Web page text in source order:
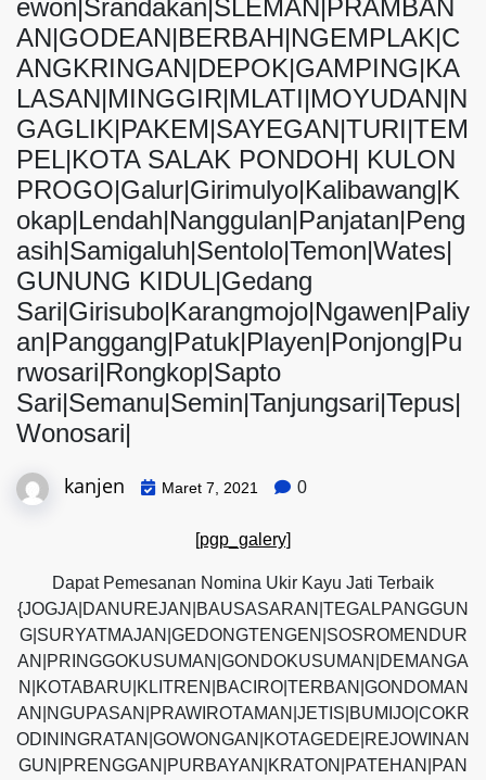
ewon|Srandakan|SLEMAN|PRAMBAN
AN|GODEAN|BERBAH|NGEMPLAK|C
ANGKRINGAN|DEPOK|GAMPING|KA
LASAN|MINGGIR|MLATI|MOYUDAN|N
GAGLIK|PAKEM|SAYEGAN|TURI|TEM
PEL|KOTA SALAK PONDOH| KULON
PROGO|Galur|Girimulyo|Kalibawang|K
okap|Lendah|Nanggulan|Panjatan|Peng
asih|Samigaluh|Sentolo|Temon|Wates|
GUNUNG KIDUL|Gedang
Sari|Girisubo|Karangmojo|Ngawen|Paliy
an|Panggang|Patuk|Playen|Ponjong|Pu
rwosari|Rongkop|Sapto
Sari|Semanu|Semin|Tanjungsari|Tepus|
Wonosari|
kanjen Maret 7, 2021 0
[pgp_galery]
Dapat Pemesanan Nomina Ukir Kayu Jati Terbaik
{JOGJA|DANUREJAN|BAUSASARAN|TEGALPANGGUN
G|SURYATMAJAN|GEDONGTENGEN|SOSROMENDUR
AN|PRINGGOKUSUMAN|GONDOKUSUMAN|DEMANGA
N|KOTABARU|KLITREN|BACIRO|TERBAN|GONDOMAN
AN|NGUPASAN|PRAWIROTAMAN|JETIS|BUMIJO|COKR
ODININGRATAN|GOWONGAN|KOTAGEDE|REJOWINAN
GUN|PRENGGAN|PURBAYAN|KRATON|PATEHAN|PAN